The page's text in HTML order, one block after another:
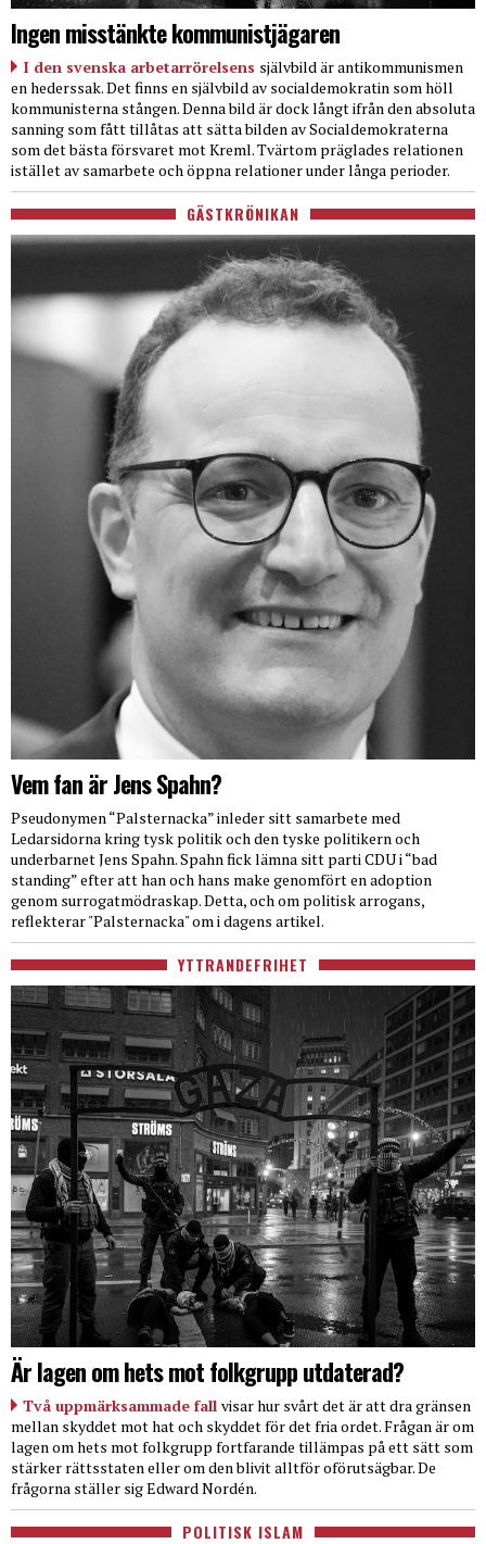
Ingen misstänkte kommunistjägaren
I den svenska arbetarrörelsens självbild är antikommunismen
en hederssak. Det finns en självbild av socialdemokratin som höll
kommunisterna stången. Denna bild är dock långt ifrån den absoluta
sanning som fått tillåtas att sätta bilden av Socialdemokraterna
som det bästa försvaret mot Kreml. Tvärtom präglades relationen
istället av samarbete och öppna relationer under långa perioder.
GÄSTKRÖNIKAN
Vem fan är Jens Spahn?
Pseudonymen “Palsternacka” inleder sitt samarbete med
Ledarsidorna kring tysk politik och den tyske politikern och
underbarnet Jens Spahn. Spahn fick lämna sitt parti CDU i “bad
standing” efter att han och hans make genomfört en adoption
genom surrogatmödraskap. Detta, och om politisk arrogans,
reflekterar "Palsternacka" om i dagens artikel.
YTTRANDEFRIHET
Är lagen om hets mot folkgrupp utdaterad?
Två uppmärksammade fall visar hur svårt det är att dra gränsen
mellan skyddet mot hat och skyddet för det fria ordet. Frågan är om
lagen om hets mot folkgrupp fortfarande tillämpas på ett sätt som
stärker rättsstaten eller om den blivit alltför oförutsägbar. De
frågorna ställer sig Edward Nordén.
POLITISK ISLAM